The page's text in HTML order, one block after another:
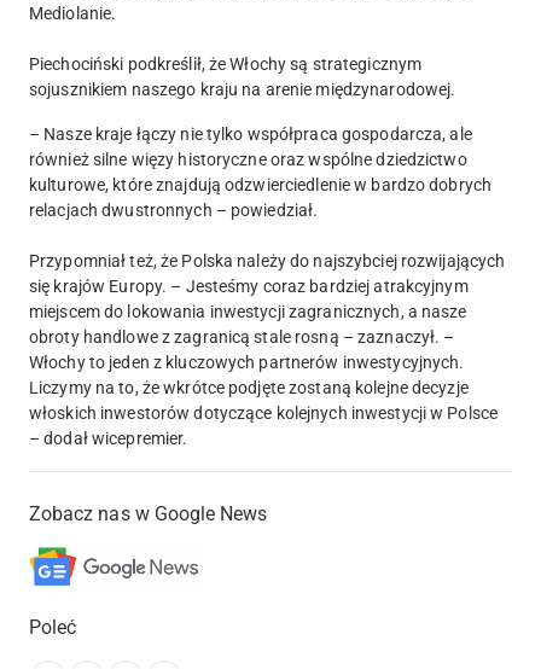
Mediolanie.
Piechociński podkreślił, że Włochy są strategicznym
sojusznikiem naszego kraju na arenie międzynarodowej.
– Nasze kraje łączy nie tylko współpraca gospodarcza, ale
również silne więzy historyczne oraz wspólne dziedzictwo
kulturowe, które znajdują odzwierciedlenie w bardzo dobrych
relacjach dwustronnych – powiedział.
Przypomniał też, że Polska należy do najszybciej rozwijających
się krajów Europy. – Jesteśmy coraz bardziej atrakcyjnym
miejscem do lokowania inwestycji zagranicznych, a nasze
obroty handlowe z zagranicą stale rosną – zaznaczył. –
Włochy to jeden z kluczowych partnerów inwestycyjnych.
Liczymy na to, że wkrótce podjęte zostaną kolejne decyzje
włoskich inwestorów dotyczące kolejnych inwestycji w Polsce
– dodał wicepremier.
Zobacz nas w Google News
Poleć